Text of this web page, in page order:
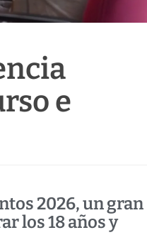
e
2026, un gran
los 18 años y